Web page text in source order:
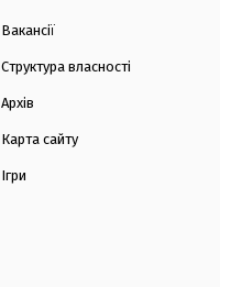
Вакансії
Структура власності
Архів
Карта сайту
Ігри